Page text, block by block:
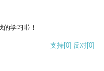
学习啦！
支持[0] 反对[0]